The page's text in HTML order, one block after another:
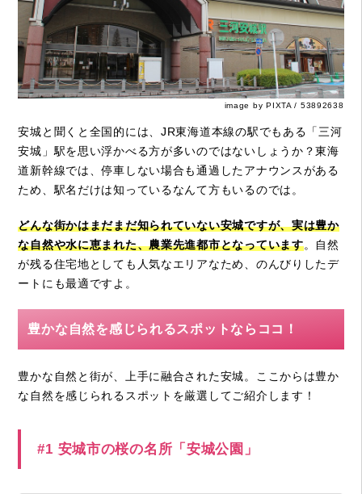
image by PIXTA / 53892638
安城と聞くと全国的には、JR東海道本線の駅でもある「三河
安城」駅を思い浮かべる方が多いのではないしょうか？東海
道新幹線では、停車しない場合も通過したアナウンスがある
ため、駅名だけは知っているなんて方もいるのでは。
どんな街かはまだまだ知られていない安城ですが、実は豊か
な自然や水に恵まれた、農業先進都市となっています。自然
が残る住宅地としても人気なエリアなため、のんびりしたデ
ートにも最適ですよ。
豊かな自然を感じられるスポットならココ！
豊かな自然と街が、上手に融合された安城。ここからは豊か
な自然を感じられるスポットを厳選してご紹介します！
#1 安城市の桜の名所「安城公園」